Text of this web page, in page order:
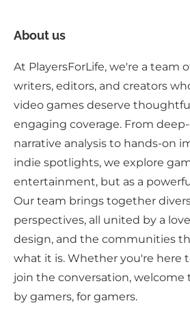
About us
At PlayersForLife, we're a team
writers, editors, and creators
video games deserve
engaging coverage. From
narrative analysis to hands-on
indie spotlights, we explore
entertainment, but as a
Our team brings together
perspectives, all united by a
design, and the communities
what it is. Whether you're here
join the conversation, welcome
by gamers, for gamers.